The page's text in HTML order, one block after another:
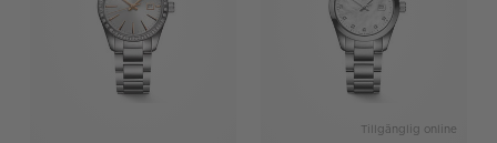
Tillgänglig online